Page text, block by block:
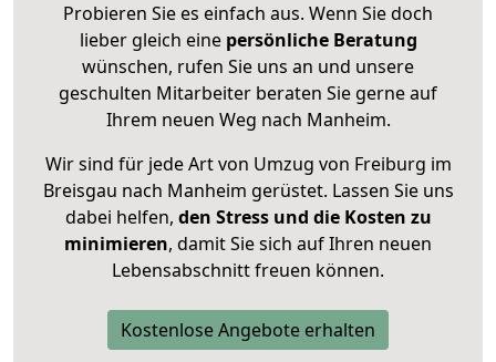
Probieren Sie es einfach aus. Wenn Sie doch
lieber gleich eine persönliche Beratung
wünschen, rufen Sie uns an und unsere
geschulten Mitarbeiter beraten Sie gerne auf
Ihrem neuen Weg nach Manheim.
Wir sind für jede Art von Umzug von Freiburg im
Breisgau nach Manheim gerüstet. Lassen Sie uns
dabei helfen, den Stress und die Kosten zu
minimieren, damit Sie sich auf Ihren neuen
Lebensabschnitt freuen können.
Kostenlose Angebote erhalten